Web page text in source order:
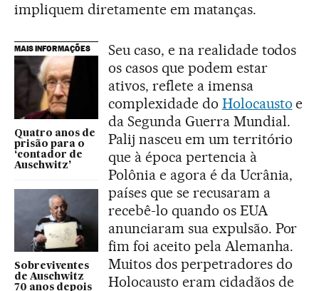
impliquem diretamente em matanças.
MAIS INFORMAÇÕES
Quatro anos de
prisão para o
‘contador de
Auschwitz’
Sobreviventes
de Auschwitz
70 anos depois
Seu caso, e na realidade todos
os casos que podem estar
ativos, reflete a imensa
complexidade do Holocausto e
da Segunda Guerra Mundial.
Palij nasceu em um território
que à época pertencia à
Polônia e agora é da Ucrânia,
países que se recusaram a
recebê-lo quando os EUA
anunciaram sua expulsão. Por
fim foi aceito pela Alemanha.
Muitos dos perpetradores do
Holocausto eram cidadãos de